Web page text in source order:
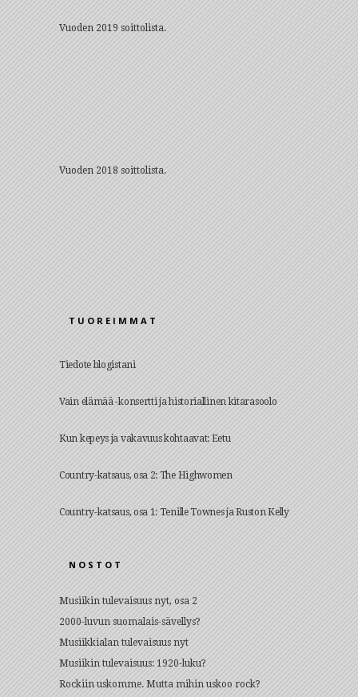
Vuoden 2019 soittolista.
Vuoden 2018 soittolista.
TUOREIMMAT
Tiedote blogistani
Vain elämää -konsertti ja historiallinen kitarasoolo
Kun kepeys ja vakavuus kohtaavat: Eetu
Country-katsaus, osa 2: The Highwomen
Country-katsaus, osa 1: Tenille Townes ja Ruston Kelly
NOSTOT
Musiikin tulevaisuus nyt, osa 2
2000-luvun suomalais-sävellys?
Musiikkialan tulevaisuus nyt
Musiikin tulevaisuus: 1920-luku?
Rockiin uskomme. Mutta mihin uskoo rock?